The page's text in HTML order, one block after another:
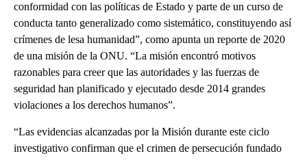
conformidad con las políticas de Estado y parte de un curso de
conducta tanto generalizado como sistemático, constituyendo así
crímenes de lesa humanidad”, como apunta un reporte de 2020
de una misión de la ONU. “La misión encontró motivos
razonables para creer que las autoridades y las fuerzas de
seguridad han planificado y ejecutado desde 2014 grandes
violaciones a los derechos humanos”.
“Las evidencias alcanzadas por la Misión durante este ciclo
investigativo confirman que el crimen de persecución fundado